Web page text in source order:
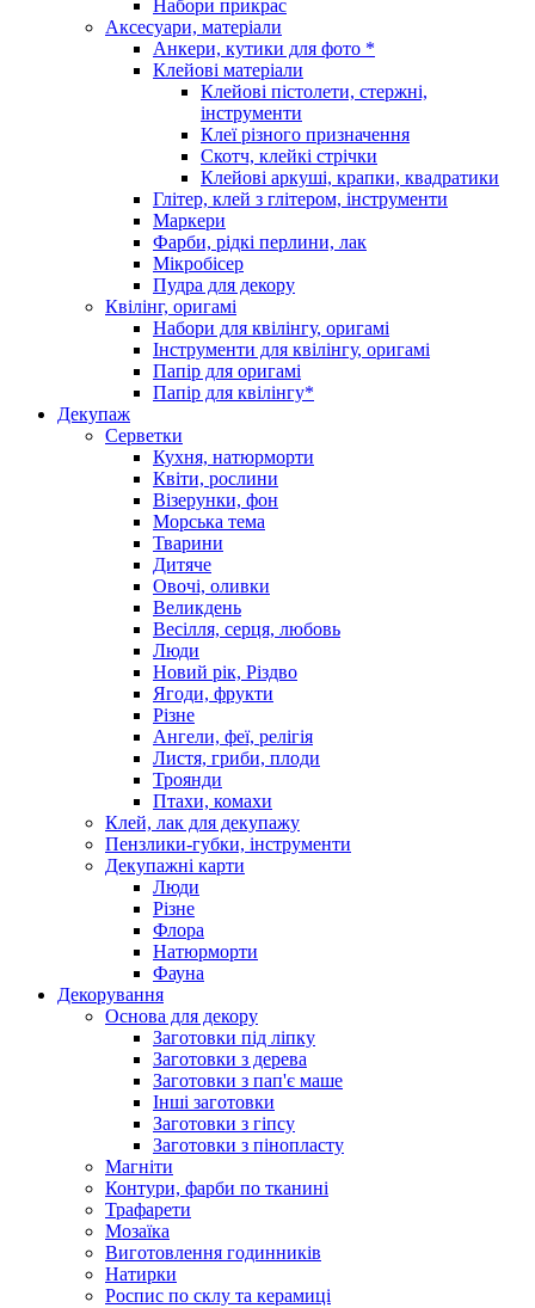
Набори прикрас
Аксесуари, матеріали
Анкери, кутики для фото *
Клейові матеріали
Клейові пістолети, стержні,
інструменти
Клеї різного призначення
Скотч, клейкі стрічки
Клейові аркуші, крапки, квадратики
Глітер, клей з глітером, інструменти
Маркери
Фарби, рідкі перлини, лак
Мікробісер
Пудра для декору
Квілінг, оригамі
Набори для квілінгу, оригамі
Інструменти для квілінгу, оригамі
Папір для оригамі
Папір для квілінгу*
Декупаж
Серветки
Кухня, натюрморти
Квіти, рослини
Візерунки, фон
Морська тема
Тварини
Дитяче
Овочі, оливки
Великдень
Весілля, серця, любовь
Люди
Новий рік, Різдво
Ягоди, фрукти
Різне
Ангели, феї, релігія
Листя, гриби, плоди
Троянди
Птахи, комахи
Клей, лак для декупажу
Пензлики-губки, інструменти
Декупажні карти
Люди
Різне
Флора
Натюрморти
Фауна
Декорування
Основа для декору
Заготовки під ліпку
Заготовки з дерева
Заготовки з пап'є маше
Інші заготовки
Заготовки з гіпсу
Заготовки з пінопласту
Магніти
Контури, фарби по тканині
Трафарети
Мозаїка
Виготовлення годинників
Натирки
Роспис по склу та керамиці